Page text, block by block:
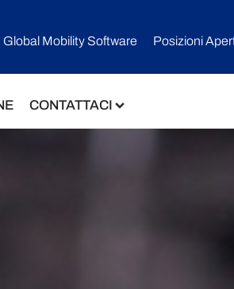
Global Mobility Software​ Posizioni
CONTATTACI